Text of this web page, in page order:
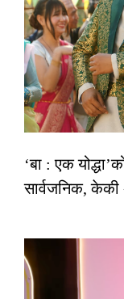
‘बा : एक
सार्वजनिक,